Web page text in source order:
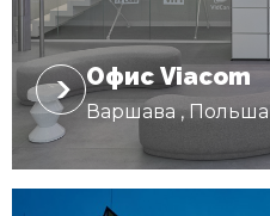
Офис Viacom
Варшава , Польша